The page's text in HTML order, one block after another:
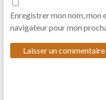
Enregistrer mon nom, mon
navigateur pour mon